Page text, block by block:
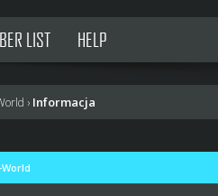
LIST HELP
› Informacja